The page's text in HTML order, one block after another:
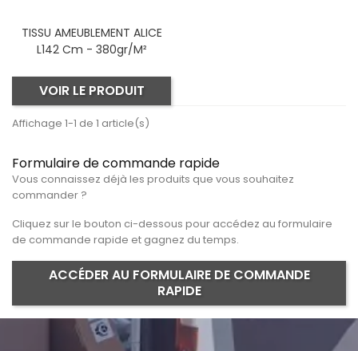
Formulaire de commande rapide
Vous connaissez déjà les produits que vous souhaitez
commander ?
Cliquez sur le bouton ci-dessous pour accédez au formulaire
de commande rapide et gagnez du temps.
ACCÉDER AU FORMULAIRE DE COMMANDE
RAPIDE
TISSU AMEUBLEMENT ALICE
L142 Cm - 380gr/m²
VOIR LE PRODUIT
Affichage 1-1 de 1 article(s)